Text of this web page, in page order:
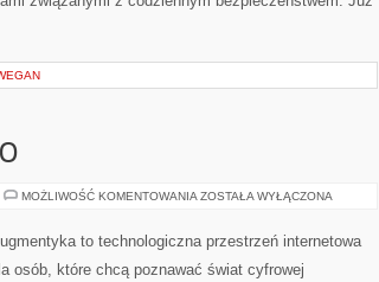
MOŻLIWOŚĆ KOMENTOWANIA SPOŁECZEŃSTWO
ZOSTAŁA WYŁĄCZONA
to technologiczna przestrzeń internetowa
osób, które chcą poznawać świat cyfrowej